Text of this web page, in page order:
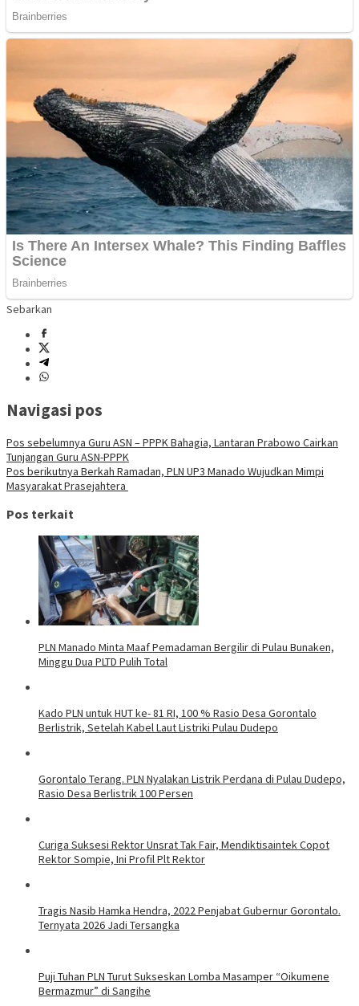
Sebarkan
Navigasi pos
Pos sebelumnya Guru ASN – PPPK Bahagia, Lantaran Prabowo Cairkan
Tunjangan Guru ASN-PPPK
Pos berikutnya Berkah Ramadan, PLN UP3 Manado Wujudkan Mimpi
Masyarakat Prasejahtera
Pos terkait
PLN Manado Minta Maaf Pemadaman Bergilir di Pulau Bunaken,
Minggu Dua PLTD Pulih Total
Kado PLN untuk HUT ke- 81 RI, 100 % Rasio Desa Gorontalo
Berlistrik, Setelah Kabel Laut Listriki Pulau Dudepo
Gorontalo Terang. PLN Nyalakan Listrik Perdana di Pulau Dudepo,
Rasio Desa Berlistrik 100 Persen
Curiga Suksesi Rektor Unsrat Tak Fair, Mendiktisaintek Copot
Rektor Sompie, Ini Profil Plt Rektor
Tragis Nasib Hamka Hendra, 2022 Penjabat Gubernur Gorontalo.
Ternyata 2026 Jadi Tersangka
Puji Tuhan PLN Turut Sukseskan Lomba Masamper “Oikumene
Bermazmur” di Sangihe